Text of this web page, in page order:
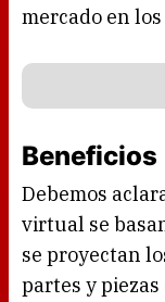
mercado en
Beneficios
Debemos
virtual se
se proyectan
partes y